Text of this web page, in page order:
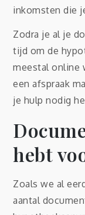
inkomsten die
Zodra je al je
tijd om de
meestal online
een afspraak
je hulp nodig
hebt
Zoals we al
aantal